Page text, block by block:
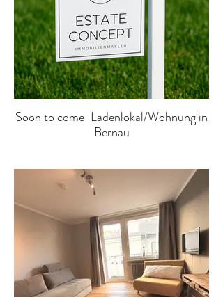
Soon to come-Ladenlokal/Wohnung in
Bernau